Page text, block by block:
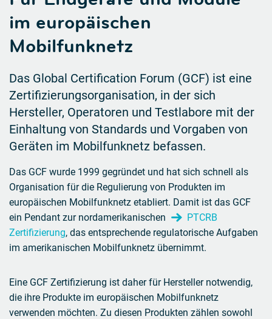
im europäischen
Mobilfunknetz
Das Global Certification Forum (GCF) ist eine
Zertifizierungsorganisation, in der sich
Hersteller, Operatoren und Testlabore mit der
Einhaltung von Standards und Vorgaben von
Geräten im Mobilfunknetz befassen.
Das GCF wurde 1999 gegründet und hat sich schnell als
Organisation für die Regulierung von Produkten im
europäischen Mobilfunknetz etabliert. Damit ist das GCF
ein Pendant zur nordamerikanischen
PTCRB
Zertifizierung, das entsprechende regulatorische Aufgaben
im amerikanischen Mobilfunknetz übernimmt.
Eine GCF Zertifizierung ist daher für Hersteller notwendig,
die ihre Produkte im europäischen Mobilfunknetz
verwenden möchten. Zu diesen Produkten zählen sowohl